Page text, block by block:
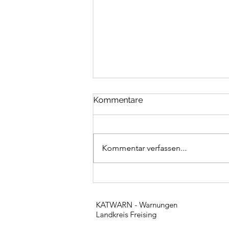
Unwettereinsätze
Kommentare
Kommentar verfassen...
KATWARN - Warnungen
Landkreis Freising